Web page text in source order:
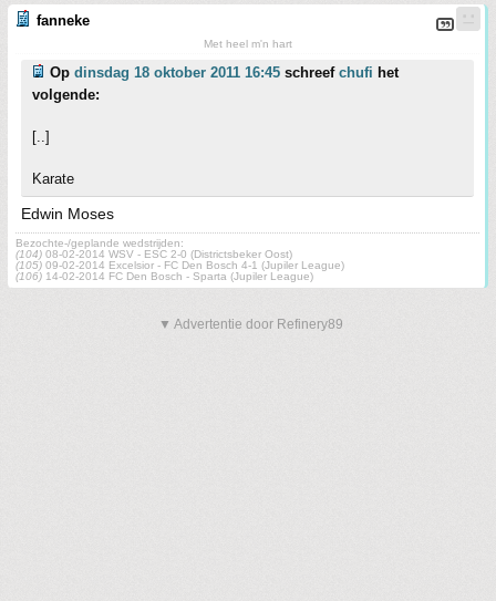
fanneke
Met heel m'n hart
Op dinsdag 18 oktober 2011 16:45 schreef chufi het
volgende:
[..]
Karate
Edwin Moses
Bezochte-/geplande wedstrijden:
(104) 08-02-2014 WSV - ESC 2-0 (Districtsbeker Oost)
(105) 09-02-2014 Excelsior - FC Den Bosch 4-1 (Jupiler League)
(106) 14-02-2014 FC Den Bosch - Sparta (Jupiler League)
▼ Advertentie door Refinery89